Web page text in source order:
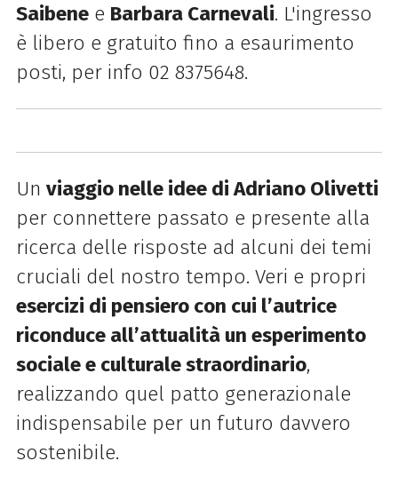
Saibenee Barbara Carnevali. L'ingresso
è libero e gratuito fino a esaurimento
posti, per info 02 8375648.
Un viaggio nelle idee di Adriano Olivetti
per connettere passato e presente alla
ricerca delle risposte ad alcuni dei temi
cruciali del nostro tempo. Veri e propri
esercizi di pensiero con cui l’autrice
riconduce all’attualità un esperimento
sociale e culturale straordinario,
realizzando quel patto generazionale
indispensabile per un futuro davvero
sostenibile.